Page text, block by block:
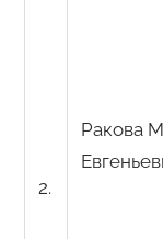
2.
Ракова